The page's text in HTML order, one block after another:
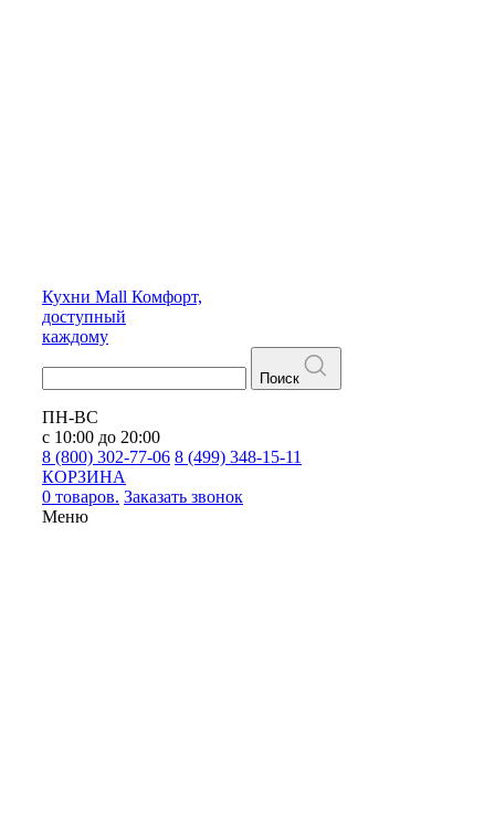
Кухни Mall Комфорт,
доступный
каждому
Поиск
ПН-ВС
с 10:00 до 20:00
8 (800) 302-77-06 8 (499) 348-15-11
КОРЗИНА
0 товаров. Заказать звонок
Меню